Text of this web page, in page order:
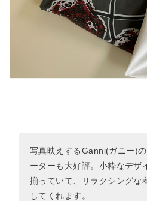
写真映えするGanni(ガニー)
ーターも大好評。小粋なデザ
揃っていて、リラクシングな
してくれます。